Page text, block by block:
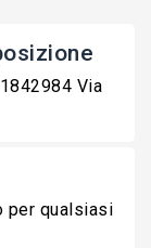
Via
per qualsiasi